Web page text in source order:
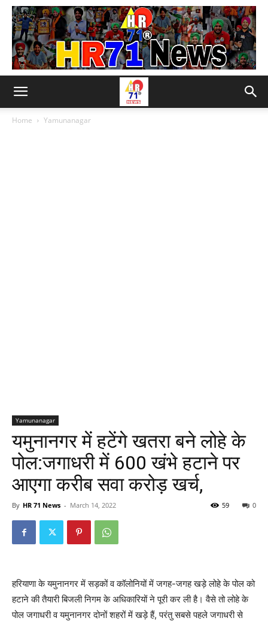
Home Yamunanagar
Yamunanagar
यमुनानगर में हटेंगे खतरा बने लोहे के
पोल:जगाधरी में 600 खंभे हटाने पर
आएगा करीब सवा करोड़ खर्च,
By HR 71 News - March 14, 2022 0
59
हरियाणा के यमुनानगर में सड़कों व कॉलोनियों में जगह-जगह खड़े लोहे के पोल को
हटाने की तैयारी बिजली निगम के अधिकारियों ने पूरी कर ली है। वैसे तो लोहे के
पोल जगाधरी व यमुनानगर दोनों शहरों में खड़े हैं, परंतु सबसे पहले जगाधरी से